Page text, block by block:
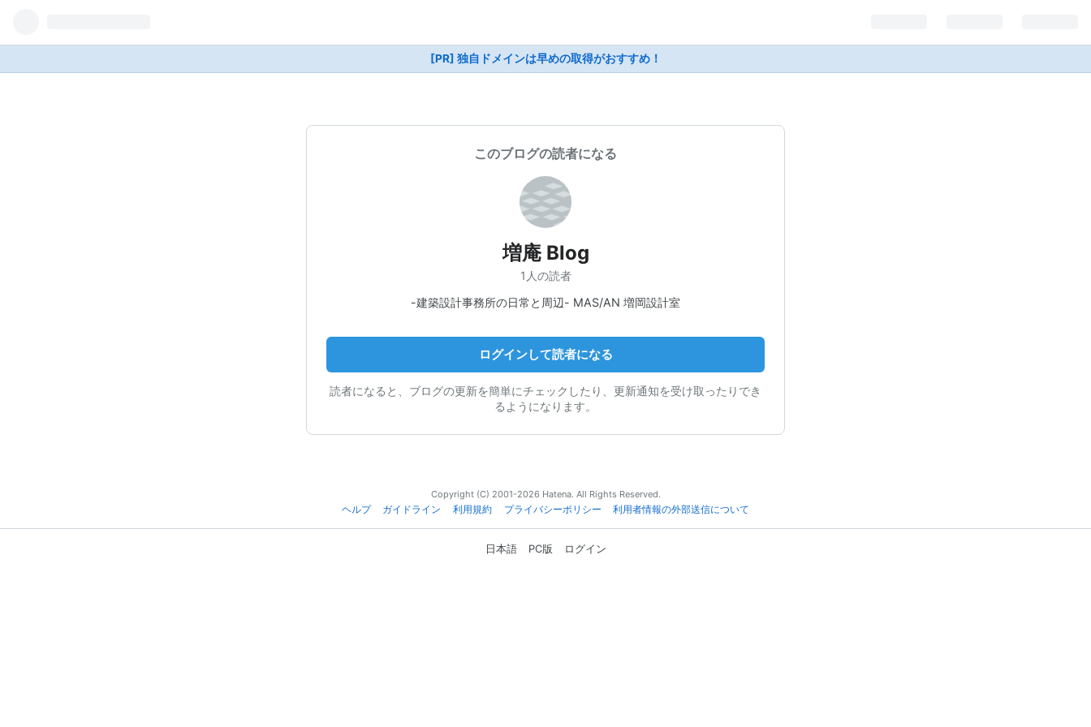
[PR] 独自ドメインは早めの取得がおすすめ！
このブログの読者になる
増庵 Blog
1人の読者
-建築設計事務所の日常と周辺- MAS/AN 増岡設計室
ログインして読者になる
読者になると、ブログの更新を簡単にチェックしたり、更新通知を受け取ったりでき
るようになります。
Copyright (C) 2001-2026 Hatena. All Rights Reserved.
ヘルプ
ガイドライン 利用規約 プライバシーポリシー 利用者情報の外部送信について
日本語 PC版 ログイン